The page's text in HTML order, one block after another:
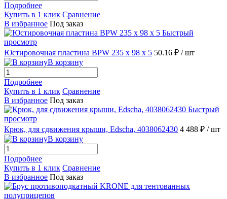
Подробнее
Купить в 1 клик Сравнение
В избранное Под заказ
Быстрый
просмотр
Юстировочная пластина BPW 235 x 98 x 5 50.16 ₽ / шт
В корзину
Подробнее
Купить в 1 клик Сравнение
В избранное Под заказ
Быстрый
просмотр
Крюк, для сдвижения крыши, Edscha, 4038062430 4 488 ₽ / шт
В корзину
Подробнее
Купить в 1 клик Сравнение
В избранное Под заказ